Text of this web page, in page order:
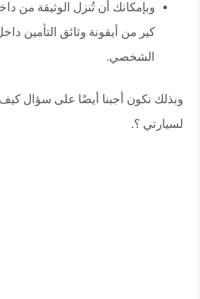
وبإمكانك أن تُنزل الوثيقة من
كير من أيقونة وثائق التأمين
الشخصي.
وبذلك نكون أجبنا أيضًا على سؤال
لسيارتي ؟.